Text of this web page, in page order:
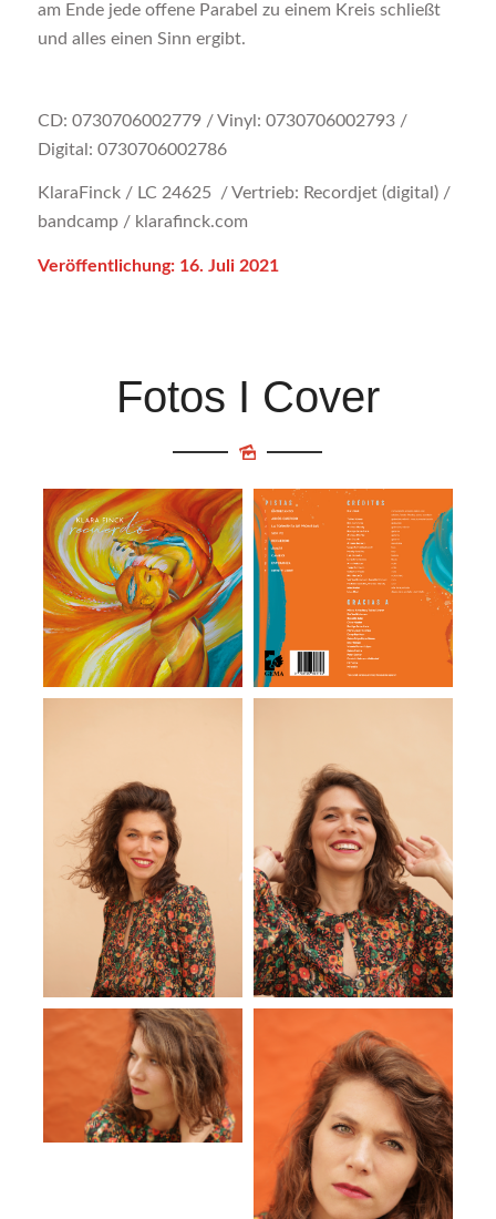
am Ende jede offene Parabel zu einem Kreis schließt
und alles einen Sinn ergibt.
CD: 0730706002779 / Vinyl: 0730706002793 /
Digital: 0730706002786
KlaraFinck / LC 24625 / Vertrieb: Recordjet (digital) /
bandcamp / klarafinck.com
Veröffentlichung: 16. Juli 2021
Fotos I Cover